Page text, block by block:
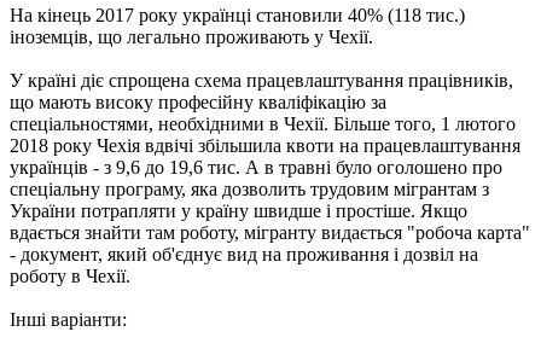
На кінець 2017 року українці становили 40% (118 тис.)
іноземців, що легально проживають у Чехії.
У країні діє спрощена схема працевлаштування працівників,
що мають високу професійну кваліфікацію за
спеціальностями, необхідними в Чехії. Більше того, 1 лютого
2018 року Чехія вдвічі збільшила квоти на працевлаштування
українців - з 9,6 до 19,6 тис. А в травні було оголошено про
спеціальну програму, яка дозволить трудовим мігрантам з
України потрапляти у країну швидше і простіше. Якщо
вдається знайти там роботу, мігранту видається "робоча карта"
- документ, який об'єднує вид на проживання і дозвіл на
роботу в Чехії.
Інші варіанти: